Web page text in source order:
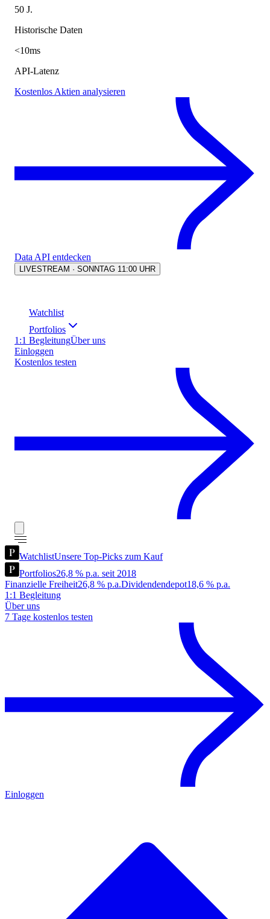
50 J.
Historische Daten
<10ms
API-Latenz
Kostenlos Aktien analysieren
Data API entdecken
LIVESTREAM · SONNTAG 11:00 UHR
Watchlist
Portfolios
1:1 BegleitungÜber uns
Einloggen
Kostenlos testen
WatchlistUnsere Top-Picks zum Kauf
Portfolios26,8 % p.a. seit 2018
Finanzielle Freiheit26,8 % p.a.Dividendendepot18,6 % p.a.
1:1 Begleitung
Über uns
7 Tage kostenlos testen
Einloggen